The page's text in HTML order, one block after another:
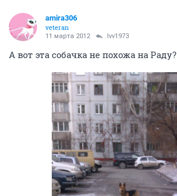
amira306
veteran
11 марта 2012 lvv1973
А вот эта собачка не похожа на Раду?